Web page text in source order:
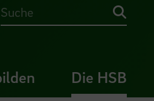
Hilfe
Suche
Die HSB